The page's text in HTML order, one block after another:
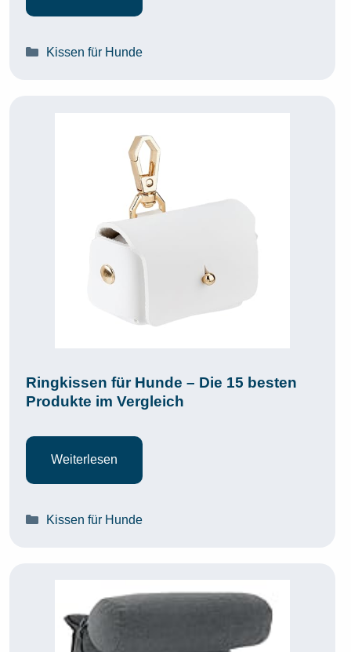
Kategorien
Kissen für Hunde
Ringkissen für Hunde – Die 15 besten
Produkte im Vergleich
Weiterlesen
Kategorien
Kissen für Hunde